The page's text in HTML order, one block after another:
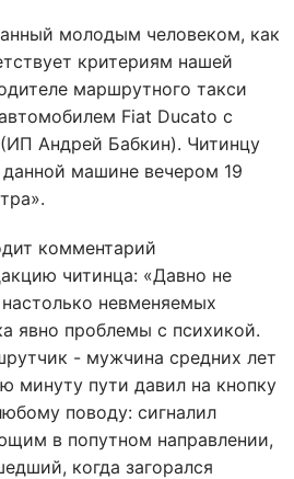
молодым человеком, как
критериям нашей
маршрутного такси
Fiat Ducato с
Андрей Бабкин). Читинцу
машине вечером 19
комментарий
читинца: «Давно не
невменяемых
явно проблемы с психикой.
- мужчина средних лет
минуту пути давил на кнопку
поводу: сигналил
в попутном направлении,
когда загорался